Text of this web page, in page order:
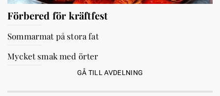
Förbered för kräftfest
Sommarmat på stora fat
Mycket smak med örter
GÅ TILL AVDELNING